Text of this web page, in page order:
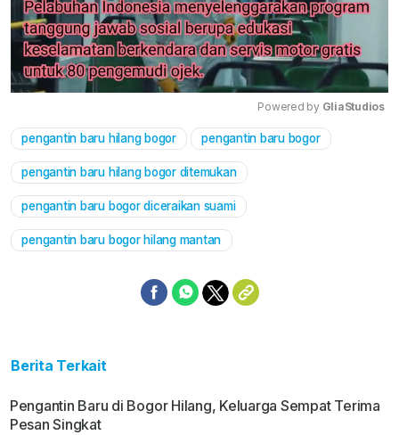
Mute
Powered by GliaStudios
pengantin baru hilang bogor pengantin baru bogor
pengantin baru hilang bogor ditemukan
pengantin baru bogor diceraikan suami
pengantin baru bogor hilang mantan
Berita Terkait
Pengantin Baru di Bogor Hilang, Keluarga Sempat Terima
Pesan Singkat